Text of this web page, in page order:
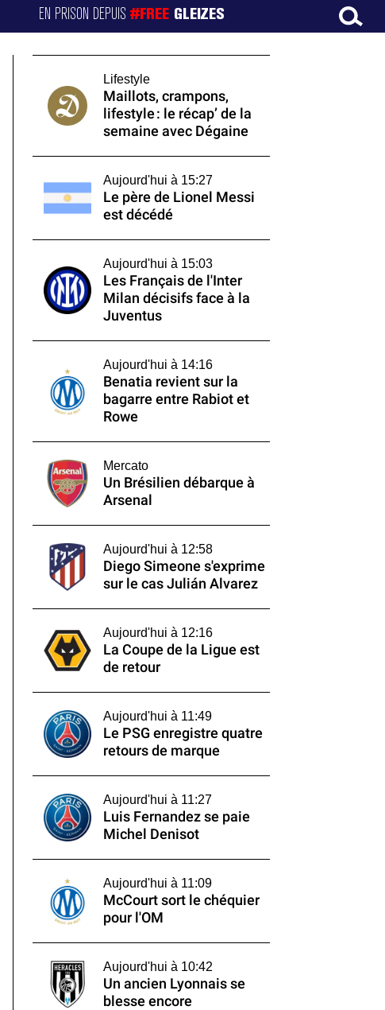
EN PRISON DEPUIS#FREE GLEIZES
Lifestyle
Maillots, crampons,
lifestyle : le récap’ de la
semaine avec Dégaine
Aujourd'hui à 15:27
Le père de Lionel Messi
est décédé
Aujourd'hui à 15:03
Les Français de l'Inter
Milan décisifs face à la
Juventus
Aujourd'hui à 14:16
Benatia revient sur la
bagarre entre Rabiot et
Rowe
Mercato
Un Brésilien débarque à
Arsenal
Aujourd'hui à 12:58
Diego Simeone s'exprime
sur le cas Julián Alvarez
Aujourd'hui à 12:16
La Coupe de la Ligue est
de retour
Aujourd'hui à 11:49
Le PSG enregistre quatre
retours de marque
Aujourd'hui à 11:27
Luis Fernandez se paie
Michel Denisot
Aujourd'hui à 11:09
McCourt sort le chéquier
pour l'OM
Aujourd'hui à 10:42
Un ancien Lyonnais se
blesse encore